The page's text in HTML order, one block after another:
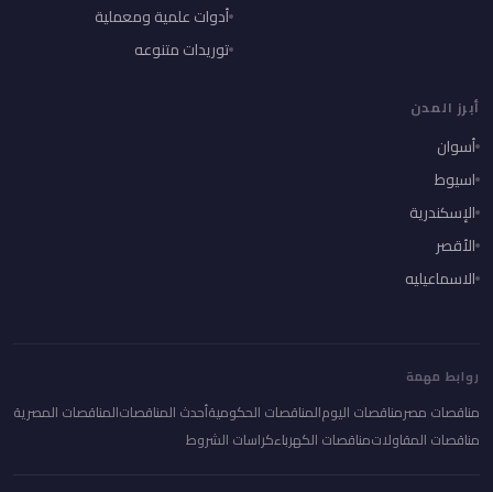
أدوات علمية ومعملية
توريدات متنوعه
أبرز المدن
أسوان
اسيوط
الإسكندرية
الأقصر
الاسماعيليه
روابط مهمة
مناقصات مصرمناقصات اليومالمناقصات الحكوميةأحدث المناقصاتالمناقصات المصرية
مناقصات المقاولاتمناقصات الكهرباءكراسات الشروط